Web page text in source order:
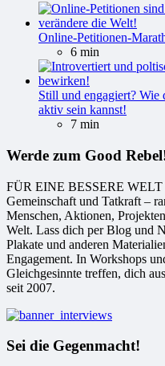
Online-Petitionen-
6 min
Still und engagiert? Wie
aktiv sein kannst!
7 min
Werde zum Good
FÜR EINE BESSERE WELT
Gemeinschaft und Tatkraft –
Menschen, Aktionen,
Welt. Lass dich per Blog und
Plakate und anderen
Engagement. In Workshops
Gleichgesinnte treffen, dich
seit 2007.
Sei die Gegenmacht!